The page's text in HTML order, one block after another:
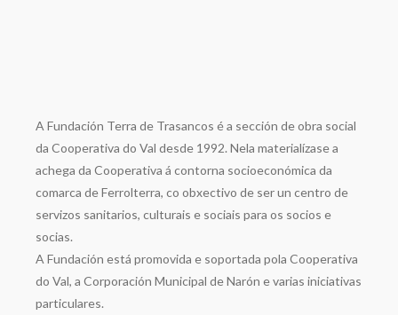
A Fundación Terra de Trasancos é a sección de obra social
da Cooperativa do Val desde 1992. Nela materialízase a
achega da Cooperativa á contorna socioeconómica da
comarca de Ferrolterra, co obxectivo de ser un centro de
servizos sanitarios, culturais e sociais para os socios e
socias.
A Fundación está promovida e soportada pola Cooperativa
do Val, a Corporación Municipal de Narón e varias iniciativas
particulares.